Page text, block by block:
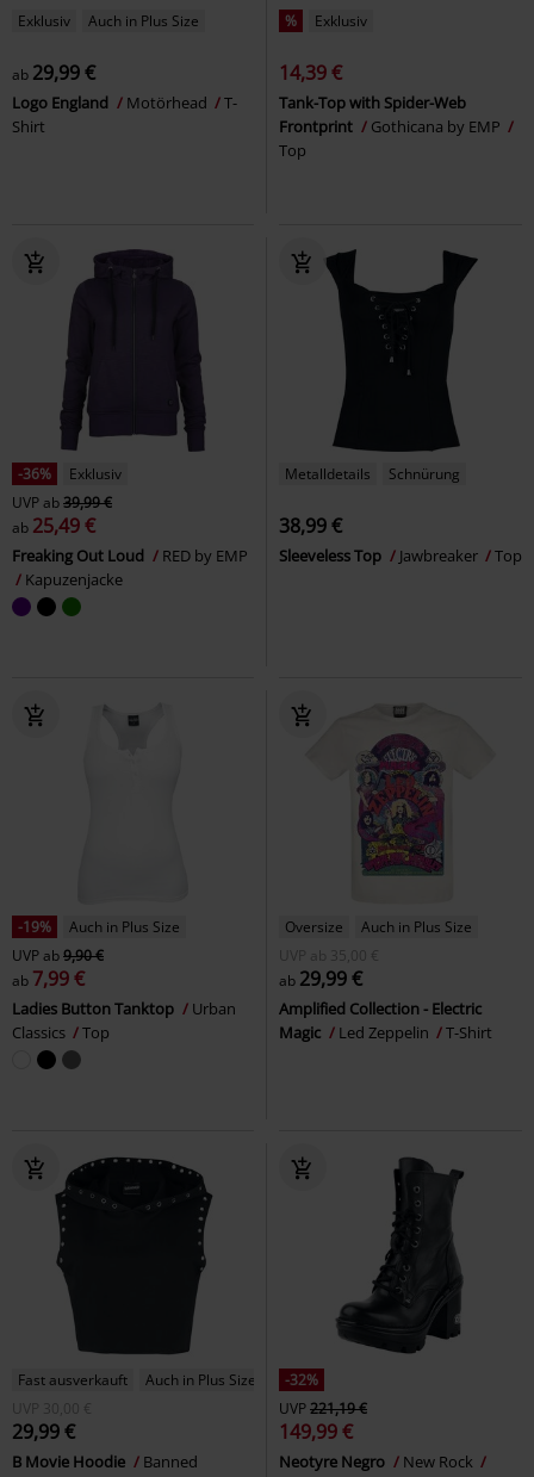
Exklusiv Auch in Plus Size
ab 29,99 €
Logo England Motörhead
T-
Shirt
% Exklusiv
14,39 €
Tank-Top with Spider-Web
Frontprint
Gothicana by EMP
Top
-36%
Exklusiv
UVPab39,99 €
ab 25,49 €
Freaking Out Loud
RED by EMP
Kapuzenjacke
Metalldetails Schnürung
38,99 €
Sleeveless Top Jawbreaker Top
-19%
Auch in Plus Size
UVPab9,90 €
ab 7,99 €
Ladies Button Tanktop
Urban
Classics
Top
Oversize
Auch in Plus Size
UVP
ab
35,00 €
ab 29,99 €
Amplified Collection - Electric
Magic
Led Zeppelin T-Shirt
Fast ausverkauft
Auch in Plus Size
UVP
30,00 €
29,99 €
B Movie Hoodie
Banned
-32%
UVP221,19 €
149,99 €
Neotyre Negro
New Rock